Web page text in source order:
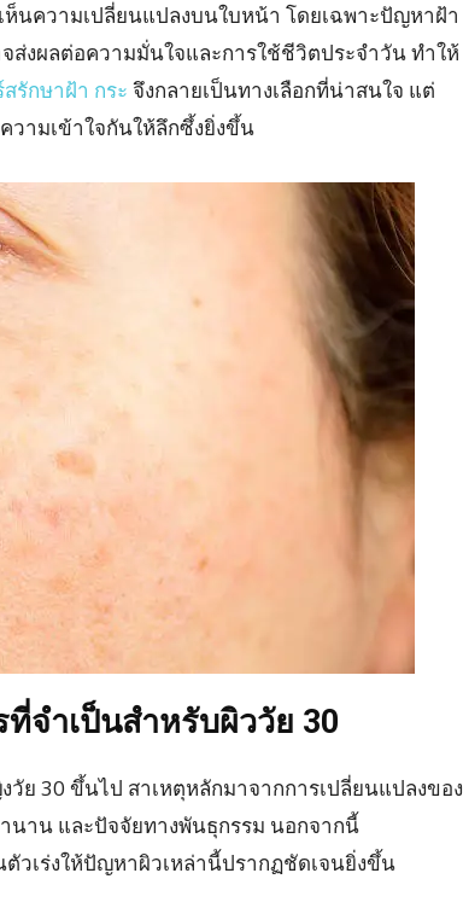
ห็นความเปลี่ยนแปลงบนใบหน้า โดยเฉพาะปัญหาฝ้า
ส่งผลต่อความมั่นใจและการใช้ชีวิตประจำวัน ทำให้
รักษาฝ้า กระ จึงกลายเป็นทางเลือกที่น่าสนใจ แต่
วามเข้าใจกันให้ลึกซึ้งยิ่งขึ้น
จำเป็นสำหรับผิววัย 30
ย 30 ขึ้นไป สาเหตุหลักมาจากการเปลี่ยนแปลงของ
นาน และปัจจัยทางพันธุกรรม นอกจากนี้
วเร่งให้ปัญหาผิวเหล่านี้ปรากฏชัดเจนยิ่งขึ้น